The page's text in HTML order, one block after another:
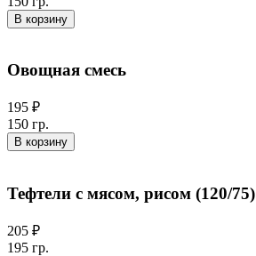
В корзину
Овощная смесь
195 ₽
150 гр.
В корзину
Тефтели с мясом, рисом (120/75)
205 ₽
195 гр.